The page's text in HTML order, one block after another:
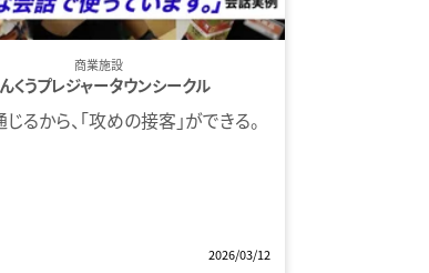
商業施設
くうプレジャータウンシークル
るから、「攻めの接客」ができる。
2026/03/12